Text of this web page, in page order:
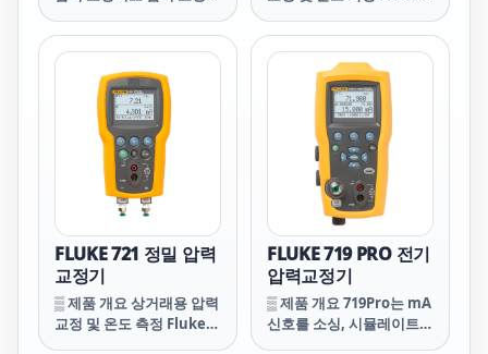
폭발 위험이 있는 환경의
가스 상거래에 이상적인 도
구로, 절연 압력 센서가 2개
장착되어 있어 정압과 차압
을 하나의 도구로 동시에
측정할 수 있습니다.
FLUKE 721 정밀 압력
교정기
▒ 제품 개요 상거래용 압력
교정 및 온도 측정 Fluke
FLUKE 719 PRO 전기
압력교정기
▒ 제품 개요 719Pro는 mA
신호를 소싱, 시뮬레이트